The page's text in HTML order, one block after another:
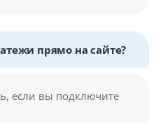
прямо на сайте?
если вы подключите